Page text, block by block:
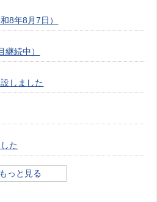
8年8月7日）
続中）
しました
た
もっと見る